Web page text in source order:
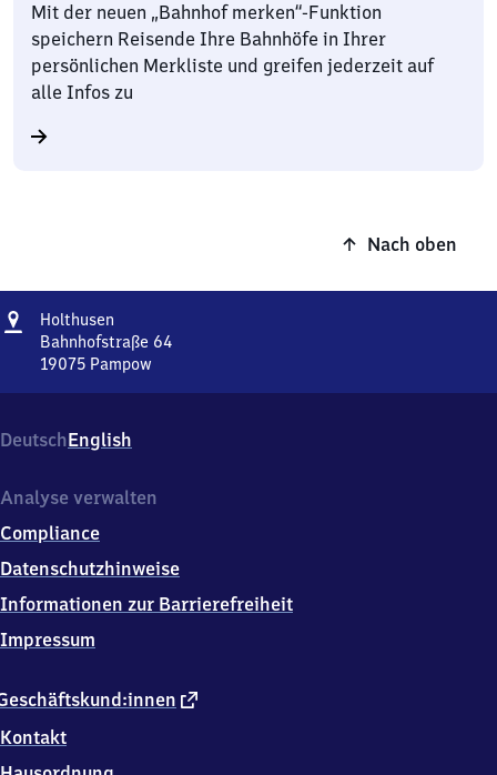
Mit der neuen „Bahnhof merken“-Funktion
speichern Reisende Ihre Bahnhöfe in Ihrer
persönlichen Merkliste und greifen jederzeit auf
alle Infos zu
Nach oben
Adresse
Holthusen
Bahnhofstraße 64
19075 Pampow
64,
1
0
5
Pampow
DeutschEnglish
externer
Kontakt
Analyse verwalten
Compliance
Datenschutzhinweise
Informationen zur Barrierefreiheit
Impressum